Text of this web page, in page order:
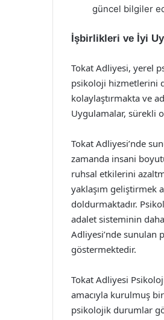
güncel bilgiler
İşbirlikleri ve İyi
Tokat Adliyesi, yerel
psikoloji hizmetlerini
kolaylaştırmakta ve
Uygulamalar, sürekli
Tokat Adliyesi’nde
zamanda insani
ruhsal etkilerini
yaklaşım geliştirmek
doldurmaktadır.
adalet sisteminin
Adliyesi’nde
göstermektedir.
Tokat Adliyesi
amacıyla kurulmuş
psikolojik durumlar